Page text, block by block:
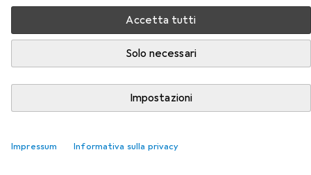
Accetta tutti
Solo necessari
Impostazioni
Impressum Informativa sulla privacy
Elenco dei prodotti